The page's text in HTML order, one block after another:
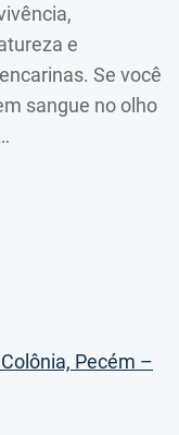
e
Se você
sangue no olho
Pecém –